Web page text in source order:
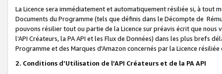
La Licence sera immédiatement et automatiquement résiliée si, à
Documents du Programme (tels que définis dans le Décompte de
pouvons résilier tout ou partie de la Licence sur préavis écrit que
l’API Créateurs, la PA API et les Flux de Données) dans les plus
Programme et des Marques d'Amazon concernés par la Licence
2. Conditions d'Utilisation de l’API Créateurs et de la PA API